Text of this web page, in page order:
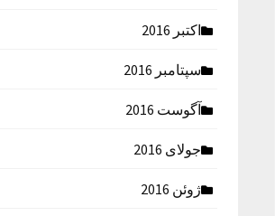
اکتبر 2016
سپتامبر 2016
آگوست 2016
جولای 2016
ژوئن 2016